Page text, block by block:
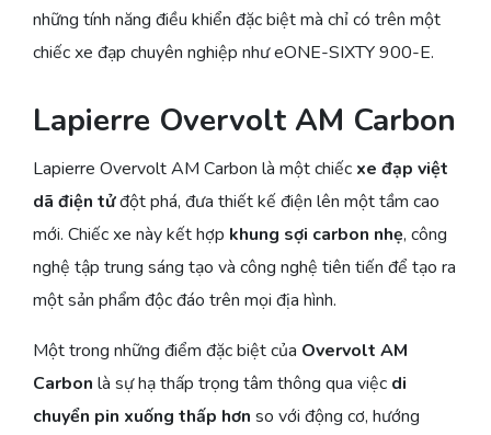
những tính năng điều khiển đặc biệt mà chỉ có trên một
chiếc xe đạp chuyên nghiệp như eONE-SIXTY 900-E.
Lapierre Overvolt AM Carbon
Lapierre Overvolt AM Carbon là một chiếc xe đạp việt
dã điện tửđột phá, đưa thiết kế điện lên một tầm cao
mới. Chiếc xe này kết hợp khung sợi carbon nhẹ, công
nghệ tập trung sáng tạo và công nghệ tiên tiến để tạo ra
một sản phẩm độc đáo trên mọi địa hình.
Một trong những điểm đặc biệt của Overvolt AM
Carbon là sự hạ thấp trọng tâm thông qua việc di
chuyển pin xuống thấp hơn so với động cơ, hướng